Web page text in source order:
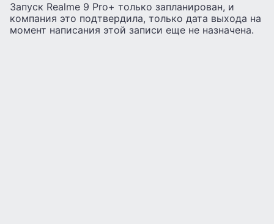
Запуск Realme 9 Pro+ только запланирован, и
компания это подтвердила, только дата выхода на
момент написания этой записи еще не назначена.